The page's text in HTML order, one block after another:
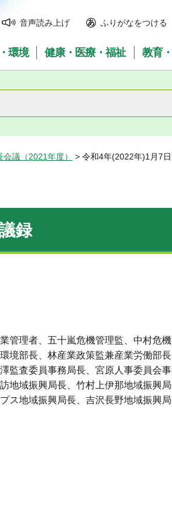
音声読み上げ ふりがなをつける
環境 健康・医療・福祉 教育
会議（2021年度） > 令和4年(2022年)1月7
録
管理者、五十嵐危機管理監、中村危
境部長、林産業政策監兼産業労働部
監査委員事務局長、宮原人事委員会
地域振興局長、竹村上伊那地域振興
ス地域振興局長、吉沢長野地域振興